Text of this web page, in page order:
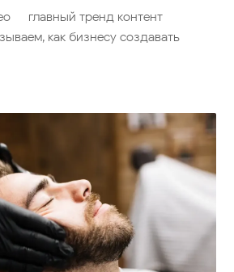
— главный тренд контент-
как бизнесу создавать